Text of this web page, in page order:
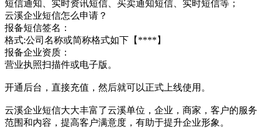
短信通知、实时资讯短信、买卖通知短信、实时短信等；
云溪企业短信怎么申请？
报备短信签名：
格式:公司名称或简称格式如下【****】
报备企业资质：
营业执照扫描件或电子版。
开通后台，直接充值，然后就可以正式上线使用。
云溪企业短信大大丰富了云溪单位，企业，商家，客户的服务
范围和内容，提高客户满意度，有助于提升企业形象。